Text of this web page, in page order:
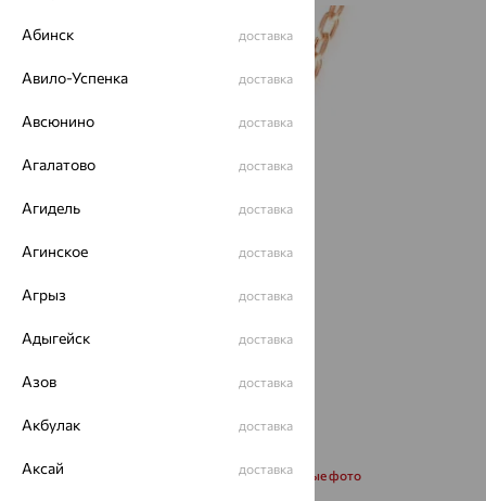
Запросить дополнительные фото
Абинск доставка
Авило-Успенка доставка
Авсюнино доставка
Агалатово доставка
Агидель доставка
Агинское доставка
Агрыз доставка
Адыгейск доставка
Азов доставка
Акбулак доставка
Аксай доставка